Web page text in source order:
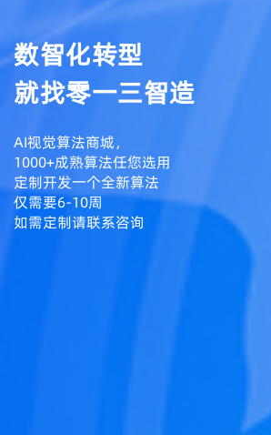
数智化转型
就找零一三智造
AI视觉算法商城，
1000+成熟算法任您选用
定制开发一个全新算法
仅需要6-10周
如需定制请联系咨询